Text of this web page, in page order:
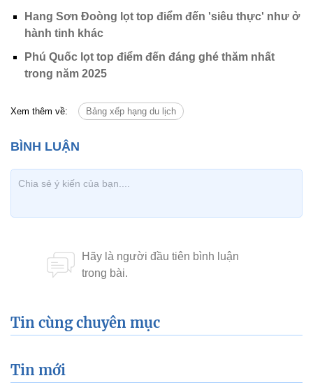
Hang Sơn Đoòng lọt top điểm đến 'siêu thực' như ở
hành tinh khác
Phú Quốc lọt top điểm đến đáng ghé thăm nhất
trong năm 2025
Xem thêm về: Bảng xếp hạng du lịch
Tin cùng chuyên mục
Tin mới